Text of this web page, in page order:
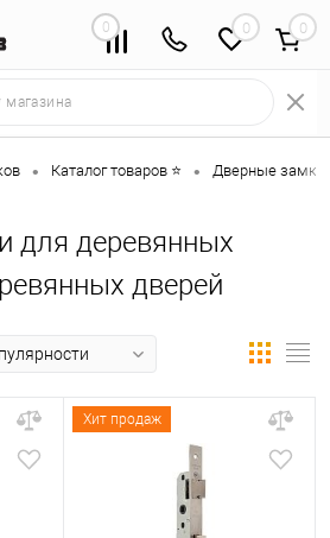
0 0
• Каталог товаров ⭐ • Дверные замки
для деревянных
дверей
Хит продаж